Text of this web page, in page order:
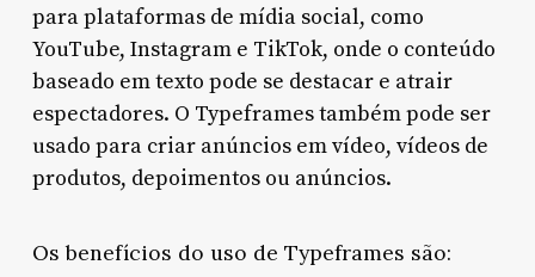
para plataformas de mídia social, como
YouTube, Instagram e TikTok, onde o conteúdo
baseado em texto pode se destacar e atrair
espectadores. O Typeframes também pode ser
usado para criar anúncios em vídeo, vídeos de
produtos, depoimentos ou anúncios.
Os benefícios do uso de Typeframes são: